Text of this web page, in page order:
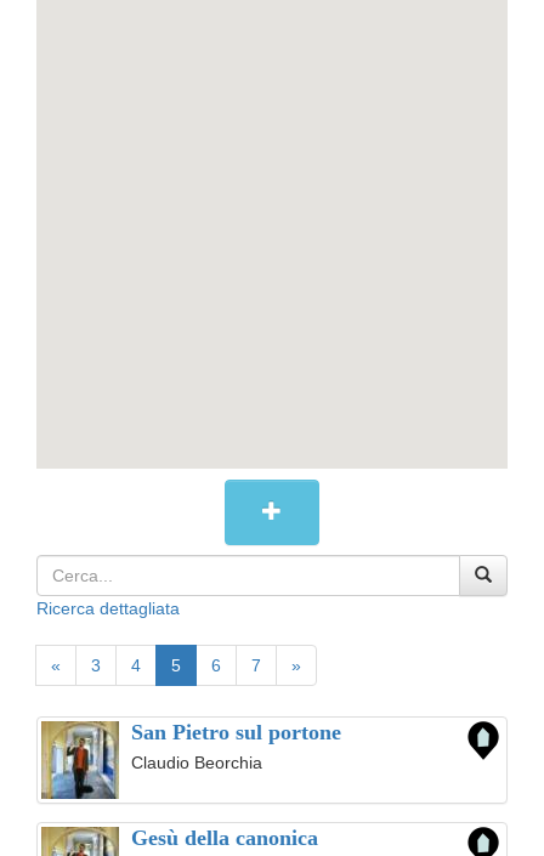
Ricerca dettagliata
« 3 4 5 6 7 »
San Pietro sul portone
Claudio Beorchia
Gesù della canonica